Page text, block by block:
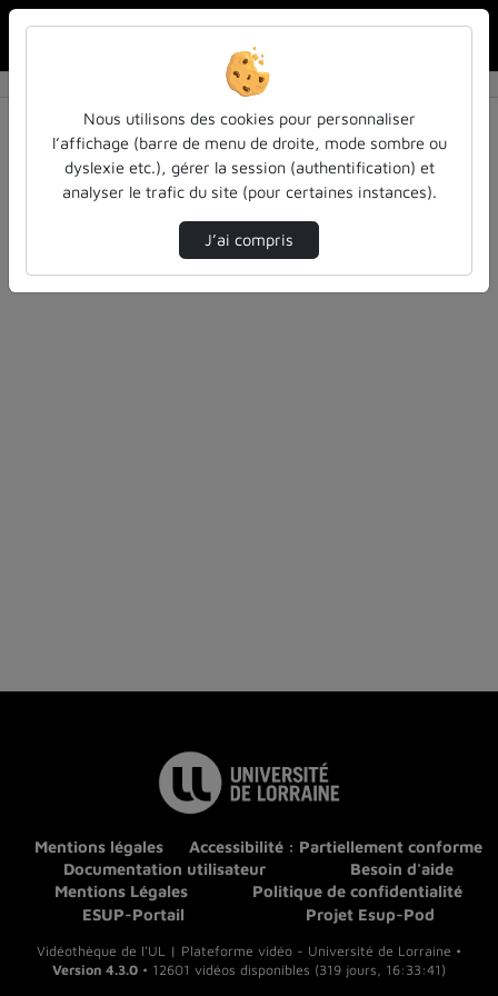
0 vidéo trouvée
Audio Vidéo Statistiques de vues
Direction de tri
Désolé, aucune vidéo trouvée.
Mentions légales
Accessibilité : Partiellement conforme
Documentation utilisateur
Besoin d'aide
Mentions Légales
Politique de confidentialité
ESUP-Portail
Projet Esup-Pod
Vidéothèque de l'UL | Plateforme vidéo - Université de Lorraine •
Version 4.3.0 • 12601 vidéos disponibles (319 jours, 16:33:41)
Nous utilisons des cookies pour personnaliser
l’affichage (barre de menu de droite, mode sombre ou
dyslexie etc.), gérer la session (authentification) et
analyser le trafic du site (pour certaines instances).
J’ai compris